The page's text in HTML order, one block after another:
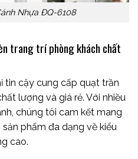
Nhựa ĐQ-6108
trang trí phòng khách chất
tin cậy cung cấp quạt trần
lượng và giá rẻ. Với nhiều
chúng tôi cam kết mang
phẩm đa dạng về kiểu
cao.